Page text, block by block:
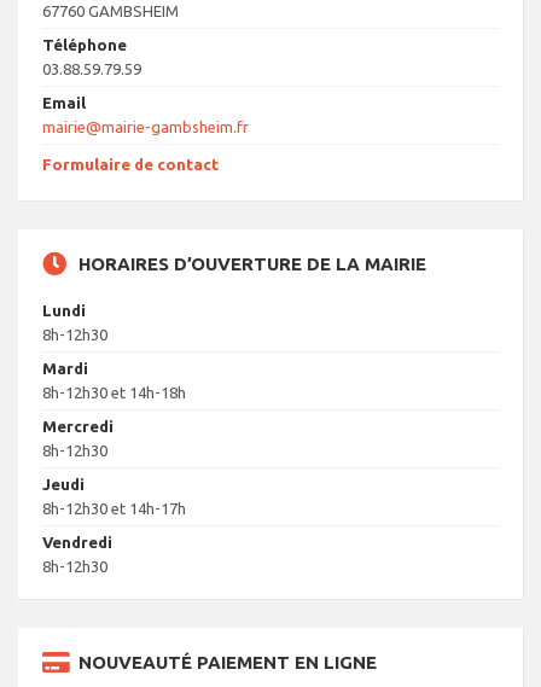
67760 GAMBSHEIM
Téléphone
03.88.59.79.59
Email
mairie@mairie-gambsheim.fr
Formulaire de contact
HORAIRES D’OUVERTURE DE LA MAIRIE
Lundi
8h-12h30
Mardi
8h-12h30 et 14h-18h
Mercredi
8h-12h30
Jeudi
8h-12h30 et 14h-17h
Vendredi
8h-12h30
NOUVEAUTÉ PAIEMENT EN LIGNE